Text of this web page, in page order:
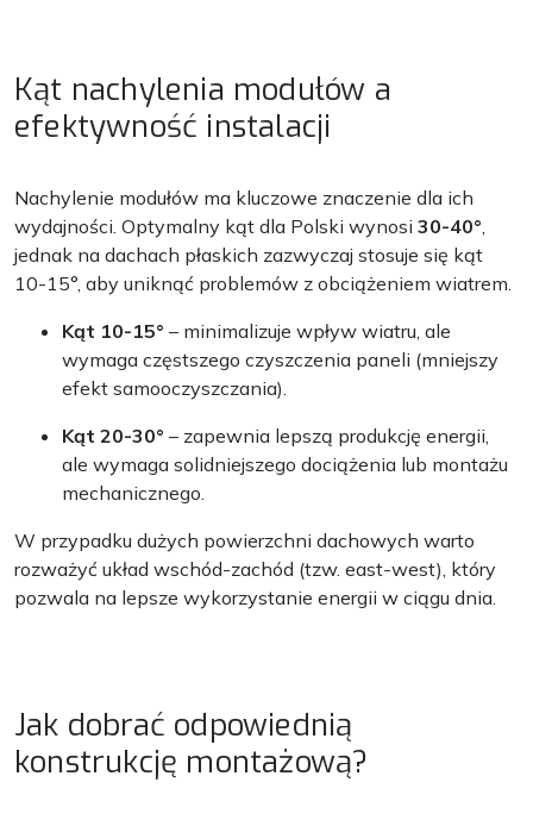
Kąt nachylenia modułów a
efektywność instalacji
Nachylenie modułów ma kluczowe znaczenie dla ich
wydajności. Optymalny kąt dla Polski wynosi 30-40°,
jednak na dachach płaskich zazwyczaj stosuje się kąt
10-15°, aby uniknąć problemów z obciążeniem wiatrem.
Kąt 10-15° – minimalizuje wpływ wiatru, ale
wymaga częstszego czyszczenia paneli (mniejszy
efekt samooczyszczania).
Kąt 20-30° – zapewnia lepszą produkcję energii,
ale wymaga solidniejszego dociążenia lub montażu
mechanicznego.
W przypadku dużych powierzchni dachowych warto
rozważyć układ wschód-zachód (tzw. east-west), który
pozwala na lepsze wykorzystanie energii w ciągu dnia.
Jak dobrać odpowiednią
konstrukcję montażową?